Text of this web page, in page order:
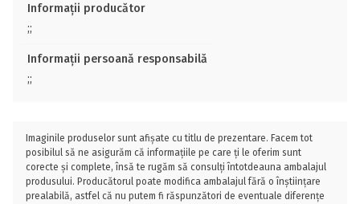
Informații producător
;;
Informații persoană responsabilă
;;
Imaginile produselor sunt afișate cu titlu de prezentare. Facem tot
posibilul să ne asigurăm că informațiile pe care ți le oferim sunt
corecte și complete, însă te rugăm să consulți întotdeauna ambalajul
produsului. Producătorul poate modifica ambalajul fără o înștiințare
prealabilă, astfel că nu putem fi răspunzători de eventuale diferențe